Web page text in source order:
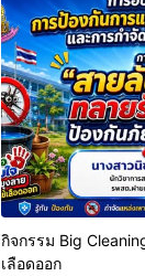
กิจกรรม Big
เลือดออก